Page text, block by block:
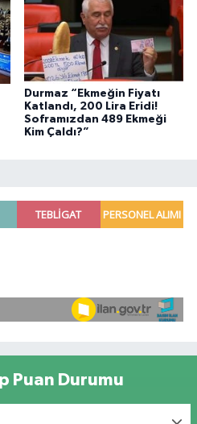
Durmaz “Ekmeğin Fiyatı
Katlandı, 200 Lira Eridi!
Soframızdan 489 Ekmeği
Kim Çaldı?”
Puan Durumu